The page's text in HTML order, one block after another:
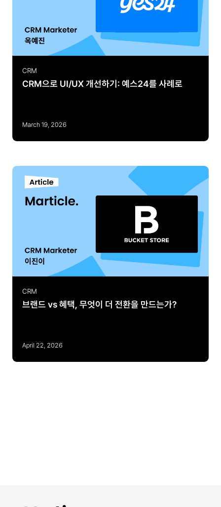
CRM
CRM으로 UI/UX 개선하기: 예스24를 사례로
March 19, 2026
CRM
브랜드 vs 혜택, 무엇이 더 전환을 만드는가?
April 22, 2026